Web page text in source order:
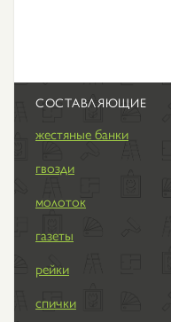
СОСТАВЛЯЮЩИЕ
жестяные банки
гвозди
молоток
газеты
рейки
спички